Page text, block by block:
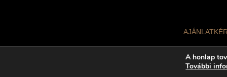
A honlap
További